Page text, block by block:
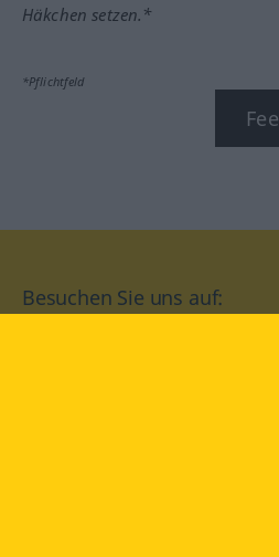
Häkchen setzen.*
*Pflichtfeld
Besuchen Sie uns auf: